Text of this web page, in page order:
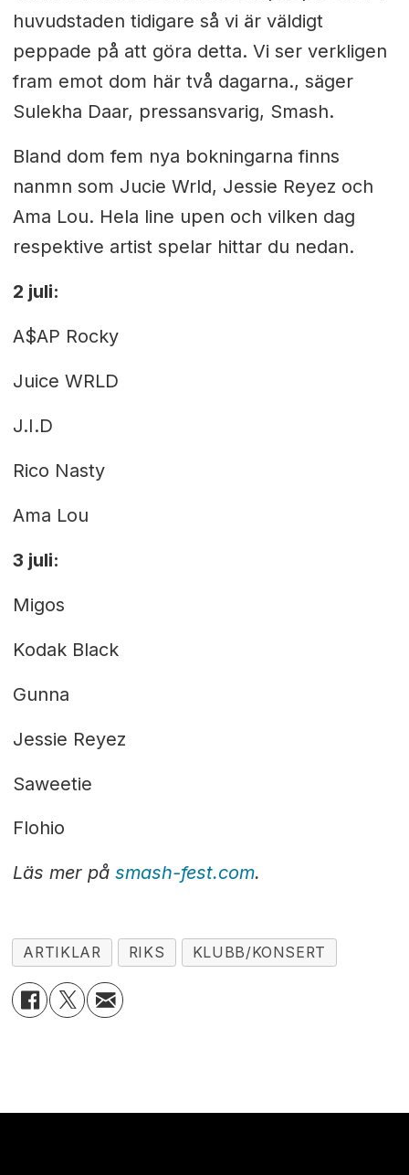
huvudstaden tidigare så vi är väldigt
peppade på att göra detta. Vi ser verkligen
fram emot dom här två dagarna., säger
Sulekha Daar, pressansvarig, Smash.
Bland dom fem nya bokningarna finns
nanmn som Jucie Wrld, Jessie Reyez och
Ama Lou. Hela line upen och vilken dag
respektive artist spelar hittar du nedan.
2 juli:
A$AP Rocky
Juice WRLD
J.I.D
Rico Nasty
Ama Lou
3 juli:
Migos
Kodak Black
Gunna
Jessie Reyez
Saweetie
Flohio
Läs mer på smash-fest.com.
ARTIKLAR RIKS KLUBB/KONSERT